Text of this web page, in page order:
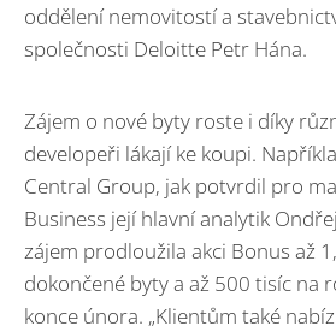
oddělení nemovitostí a
společnosti Deloitte Petr Hána.
Zájem o nové byty roste i díky
developeři lákají ke koupi.
Central Group, jak potvrdil pro
Business její hlavní analytik
zájem prodloužila akci Bonus až
dokončené byty a až 500 tisíc na
konce února. „Klientům také